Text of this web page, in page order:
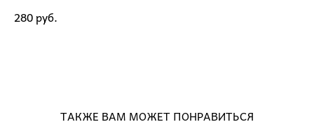
280 pуб.
ТАКЖЕ ВАМ МОЖЕТ ПОНРАВИТЬСЯ